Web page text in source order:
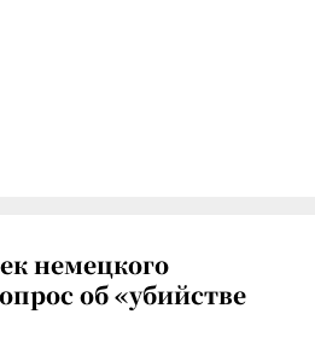
немецкого
об «убийстве